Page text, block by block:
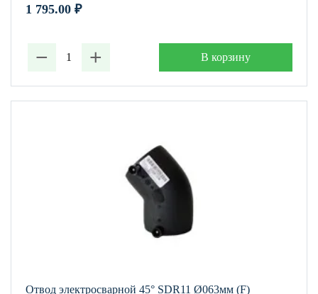
1 795.00 ₽
− + В корзину
Отвод электросварной 45° SDR11 Ø063мм (F)